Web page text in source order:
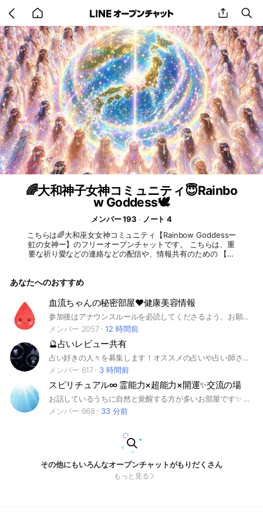
back
to
home
share
🌈大和神子女神コミュニティ😇Rainbo
w Goddess🕊️
メンバー 193
ノート 4
こちらは🌈大和巫女女神コミュニティ【Rainbow Goddessー
虹の女神ー】のフリーオープンチャットです。 こちらは、重
要な祈り愛などの連絡などの配信や、情報共有のための 【配
内や発信は厳禁とします🚫 ◾️参加資格 #大和巫女女神プロジェ
加可能🉑 ⚠️実際の【大和巫女女神コミュニティ】に、正式に
申し込まれ所属された方は 別途 🌈大和巫女女神プロジェクト
コミュニティ😇Rainbow Goddess🕊️ のチームLINEに参加して
頂きます。 こちらとは別になります。
あなたへのおすすめ
血流ちゃんの秘密部屋♥️健康美容情報
参加後はアナウンスルールを必読してくださるよう、お願いいたします 🥹参加時、退出時の挨拶はお気遣いなく大丈夫です♥️ #健康#美容
メンバー 2057
12 時間前
🔮占いレビュー共有
占い好きの人々を募集します！オススメの占いや占い師さんの情報を共有する場にしたいと思います。お気軽にご参加ください！ ※占いをする場ではありません※
メンバー 617
3 時間前
スピリチュアル∞ 霊能力×超能力×開運✨交流の場
お話しているうちに自然と覚醒する方が多いお部屋です✨ 開運・能力開花したい方も、ただスピリチュアルがお好きな方も、 不思議体験について情報交換したい方も大歓迎です😊 ご参加条件（必読）👇 ✅承認は次のページで質問に ご回答いただけた方に限ります ✅他者とかぶりにくいお名前と プロフ画像をご設定ください ⚠︎実名・活動名・顔写真は禁止 ⚠︎「ちゃん」など敬称は除いて登録 ⚠︎読めない、呼びづらいなど 名前として成立していないものはNG ✅皆が過ごしやすい場にするため ご参加後は大事なノートの 【お願い・ルール】をご一読ください🫶 ・・・ 一緒に目に見えない世界について 情報交換を楽しみましょう✨ スピリチュアルに関する質問も遠慮なく🍀 ご参加お待ちしております😌 管理人 はる🪷 🌏魂・記憶 前世、過去世、転生、輪廻、カルマ ワンネス、アカシックレコード 🛸宇宙・多次元 パラレルワールド、アセンデッドマスター ノンデュアリティ、宇宙人、UFO 🪐使命・目覚め スターシード、ライトワーカー、インディゴチルドレン クリスタルチルドレン、レインボーチルドレン ⭐️超感覚・覚醒 霊力、透視、念力、テレパシー、予知 第三の目、松果体、エンパス ☀️エネルギー・活性化 波動、瞑想、ヨーガ、チャクラ、オーラ、クンダリーニ、水晶、フラーレン 祈り、引き寄せ、アファメーション、アセンション 🔮占い・予言 霊視、チャネリング、占星術、タロット、オラクルカード ペンデュラム、数秘術、手相、九星気学、風水 💓ヒーリング・浄化 レイキ、氣功、ヒプノセラピー グラウンディング、結界 👻霊魂 先祖霊、地縛霊、浄霊、除霊、お祓い 👼守護 主護霊、指導霊、支配霊、自然霊 ハイヤーセルフ、真我、天使、龍神 🐉眷属・精霊 龍、天狗、狐、狛犬、蛇 妖怪、妖精、ユニコーン 🛕古代文明 レムリア、アトランティス、ムー、縄文 📚神話・書物 ギリシャ神話、北欧神話、聖書 古事記、日本書紀、日月新示 👣道・宗教 神道、仏教、陰陽道、キリスト教 イスラム教、ヒンズー教、ユダヤ教 🎵趣味 神社仏閣参拝、パワースポット巡り 🖌神代文字・神聖幾何学 龍体文字、カタカムナ、ヲシテ文字 フトマニ図、トーラス、フラワーオブライフ 🧠人智 哲学、心理学、量子力学
メンバー 668
33 分前
その他にもいろんなオープンチャットがもりだくさん
もっと見る